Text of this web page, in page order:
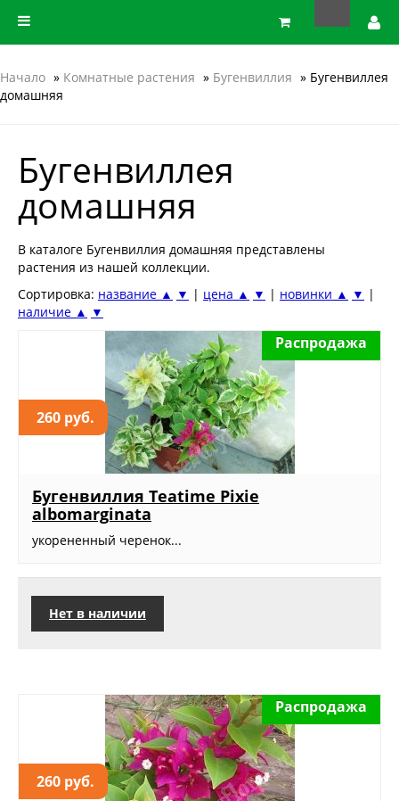
Начало » Комнатные растения » Бугенвиллия » Бугенвиллея
домашняя
Бугенвиллея
домашняя
В каталоге Бугенвиллия домашняя представлены
растения из нашей коллекции.
Сортировка: название ▲ ▼ | цена ▲ ▼ | новинки ▲ ▼ |
наличие ▲ ▼
260 руб.
Распродажа
Бугенвиллия Teatime Pixie
albomarginata
укорененный черенок...
Нет в наличии
260 руб.
Распродажа